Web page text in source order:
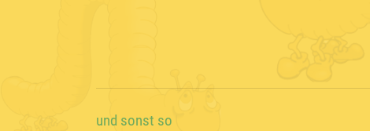
und sonst so